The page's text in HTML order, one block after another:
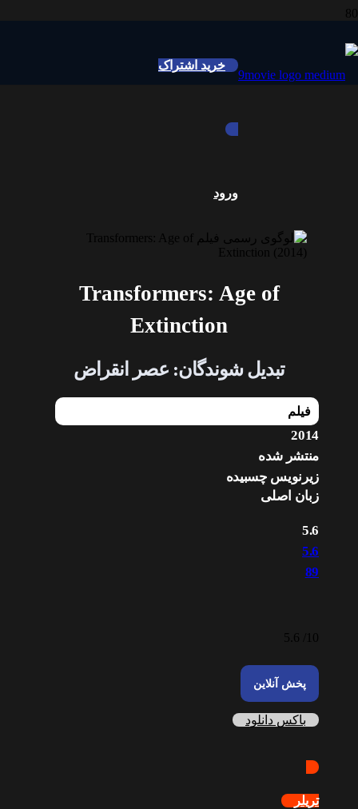
خرید اشتراک
ورود
Transformers: Age of
Extinction
تبدیل شوندگان: عصر انقراض
فیلم
2014
منتشر شده
زیرنویس چسبیده
زبان اصلی
5.6
5.6
89
10/
5.6
پخش آنلاین
باکس دانلود
تریلر